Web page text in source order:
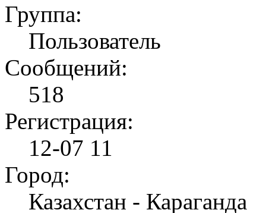
Группа:
Пользователь
Сообщений:
518
Регистрация:
12-07 11
Город:
Казахстан - Караганда